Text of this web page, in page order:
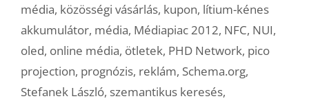
média, közösségi vásárlás, kupon, lítium-kénes
akkumulátor, média, Médiapiac 2012, NFC, NUI,
oled, online média, ötletek, PHD Network, pico
projection, prognózis, reklám, Schema.org,
Stefanek László, szemantikus keresés,